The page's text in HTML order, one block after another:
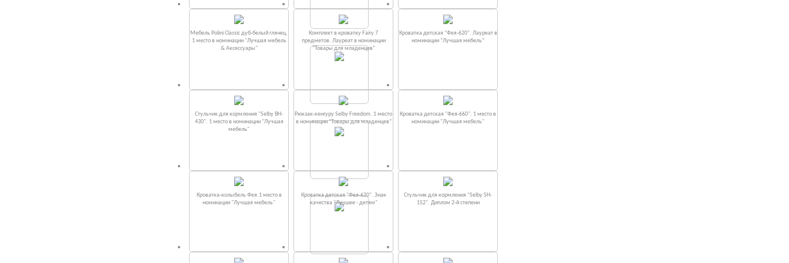
Мебель Polini Classic дуб-белый глянец.
1 место в номинации "Лучшая мебель
& Аксессуары"
Комплект в кроватку Fаiry 7
предметов. Лауреат в номинации
“Товары для младенцев”
Кроватка детская "Фея-620". Лауреат в
номинации “Лучшая мебель”
Стульчик для кормления "Selby BH-
430". 1 место в номинации "Лучшая
мебель"
Рюкзак-кенгуру Selby Freedom. 1 место
в номинации “Товары для младенцев”
Кроватка детская "Фея-660". 1 место в
номинации "Лучшая мебель"
Кроватка-колыбель Фея.1 место в
номинации "Лучшая мебель"
Кроватка детская "Фея-620". Знак
качества "Лучшее - детям"
Стульчик для кормления "Selby SH-
152". Диплом 2-й степени